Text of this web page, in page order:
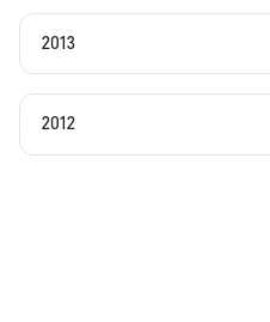
2013
2012